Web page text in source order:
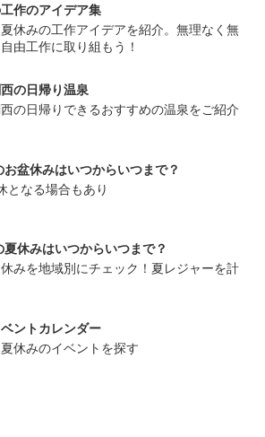
作のアイデア集
休みの工作アイデアを紹介。無理なく無
由工作に取り組もう！
の日帰り温泉
の日帰りできるおすすめの温泉をご紹介
お盆休みはいつからいつまで？
となる場合もあり
夏休みはいつからいつまで？
みを地域別にチェック！夏レジャーを計
ントカレンダー
休みのイベントを探す